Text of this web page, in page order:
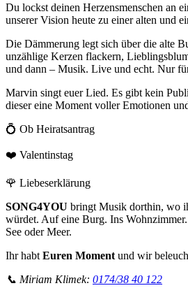
Du lockst deinen Herzensmenschen an
unserer Vision heute zu einer alten und
Die Dämmerung legt sich über die alte
unzählige Kerzen flackern,
und dann – Musik. Live und echt. Nur
Marvin singt euer Lied. Es gibt kein
dieser eine Moment voller Emotionen
💍 Ob Heiratsantrag
❤️ Valentinstag
🌹 Liebeserklärung
SONG4YOU bringt Musik dorthin, wo
würdet. Auf eine Burg. Ins
See oder Meer.
Ihr habt Euren Moment und wir
📞 Miriam Klimek: 0174/38 40 122